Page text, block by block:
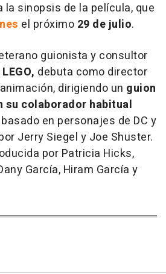
la sinopsis de la película, que
el próximo 29 de julio.
guionista y consultor
LEGO, debuta como director
dirigiendo un guion
su colaborador habitual
en personajes de DC y
Jerry Siegel y Joe Shuster.
por Patricia Hicks,
García, Hiram García y